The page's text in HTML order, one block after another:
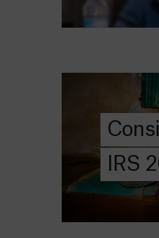
IRS
Saiba tudo
IRS: o que é,
preencher, e
MSF com o
DOE
AGORA
Angarie